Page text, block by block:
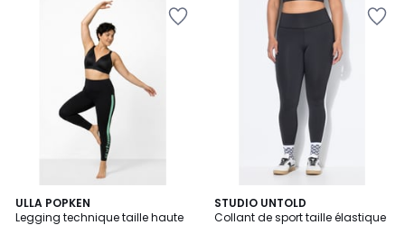
ULLA POPKEN
Legging technique taille haute
STUDIO UNTOLD
Collant de sport taille élastique